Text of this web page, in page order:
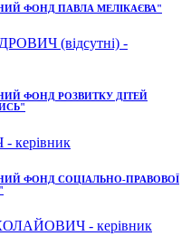
ФОНД ПАВЛА МЕЛІКАЄВА"
(відсутні) -
ФОНД РОЗВИТКУ ДІТЕЙ
ФОНД СОЦІАЛЬНО-ПРАВОВОЇ
- керівник